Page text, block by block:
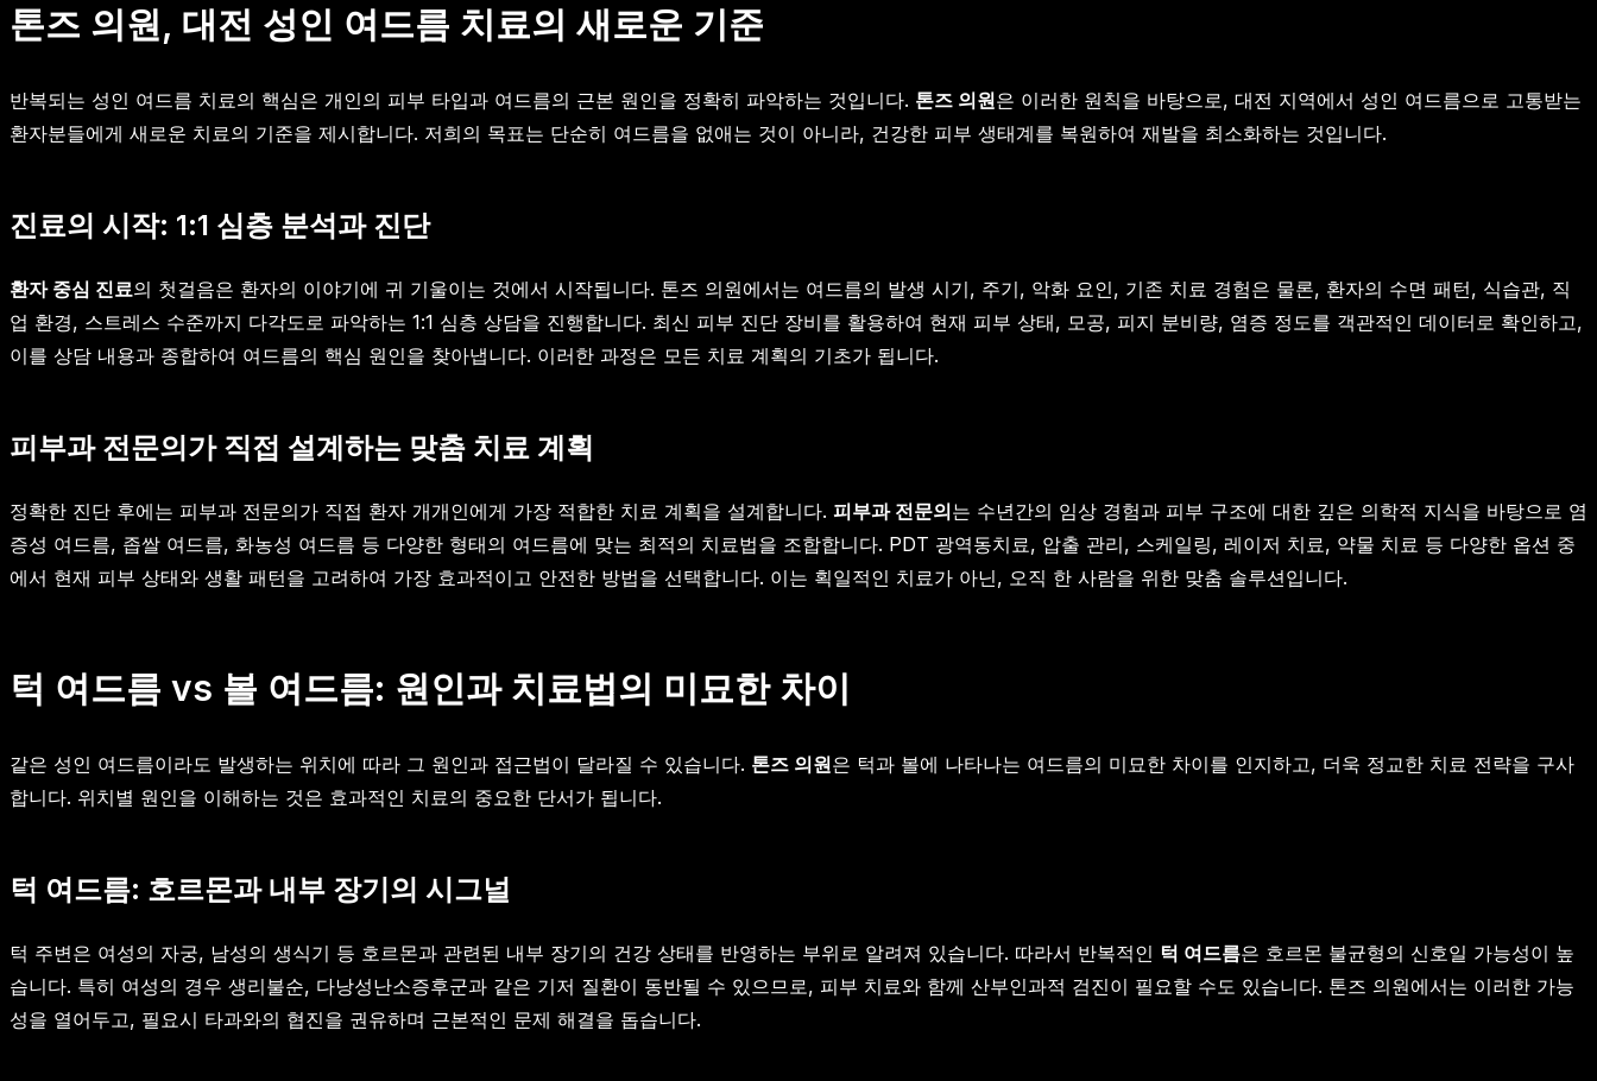
톤즈 의원, 대전 성인 여드름 치료의 새로운 기준
반복되는 성인 여드름 치료의 핵심은 개인의 피부 타입과 여드름의 근본 원인을 정확히 파악하는 것입니다. 톤즈 의원은 이러한 원칙을 바탕으로, 대전 지역에서 성인 여드름으로 고통받는
환자분들에게 새로운 치료의 기준을 제시합니다. 저희의 목표는 단순히 여드름을 없애는 것이 아니라, 건강한 피부 생태계를 복원하여 재발을 최소화하는 것입니다.
진료의 시작: 1:1 심층 분석과 진단
환자 중심 진료의 첫걸음은 환자의 이야기에 귀 기울이는 것에서 시작됩니다. 톤즈 의원에서는 여드름의 발생 시기, 주기, 악화 요인, 기존 치료 경험은 물론, 환자의 수면 패턴, 식습관, 직
업 환경, 스트레스 수준까지 다각도로 파악하는 1:1 심층 상담을 진행합니다. 최신 피부 진단 장비를 활용하여 현재 피부 상태, 모공, 피지 분비량, 염증 정도를 객관적인 데이터로 확인하고,
이를 상담 내용과 종합하여 여드름의 핵심 원인을 찾아냅니다. 이러한 과정은 모든 치료 계획의 기초가 됩니다.
피부과 전문의가 직접 설계하는 맞춤 치료 계획
정확한 진단 후에는 피부과 전문의가 직접 환자 개개인에게 가장 적합한 치료 계획을 설계합니다. 피부과 전문의는 수년간의 임상 경험과 피부 구조에 대한 깊은 의학적 지식을 바탕으로 염
증성 여드름, 좁쌀 여드름, 화농성 여드름 등 다양한 형태의 여드름에 맞는 최적의 치료법을 조합합니다. PDT 광역동치료, 압출 관리, 스케일링, 레이저 치료, 약물 치료 등 다양한 옵션 중
에서 현재 피부 상태와 생활 패턴을 고려하여 가장 효과적이고 안전한 방법을 선택합니다. 이는 획일적인 치료가 아닌, 오직 한 사람을 위한 맞춤 솔루션입니다.
턱 여드름 vs 볼 여드름: 원인과 치료법의 미묘한 차이
같은 성인 여드름이라도 발생하는 위치에 따라 그 원인과 접근법이 달라질 수 있습니다. 톤즈 의원은 턱과 볼에 나타나는 여드름의 미묘한 차이를 인지하고, 더욱 정교한 치료 전략을 구사
합니다. 위치별 원인을 이해하는 것은 효과적인 치료의 중요한 단서가 됩니다.
턱 여드름: 호르몬과 내부 장기의 시그널
턱 주변은 여성의 자궁, 남성의 생식기 등 호르몬과 관련된 내부 장기의 건강 상태를 반영하는 부위로 알려져 있습니다. 따라서 반복적인 턱 여드름은 호르몬 불균형의 신호일 가능성이 높
습니다. 특히 여성의 경우 생리불순, 다낭성난소증후군과 같은 기저 질환이 동반될 수 있으므로, 피부 치료와 함께 산부인과적 검진이 필요할 수도 있습니다. 톤즈 의원에서는 이러한 가능
성을 열어두고, 필요시 타과와의 협진을 권유하며 근본적인 문제 해결을 돕습니다.